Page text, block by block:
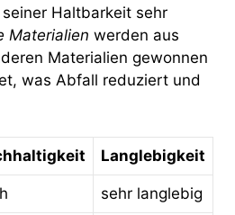
Haltbarkeit sehr
Materialien werden aus
Materialien gewonnen
was Abfall reduziert und
Langlebigkeit
sehr langlebig